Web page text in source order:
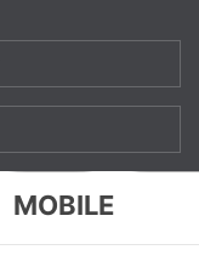
MOBILE